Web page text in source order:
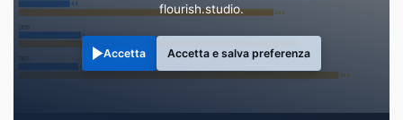
flourish.studio.
Accetta Accetta e salva preferenza